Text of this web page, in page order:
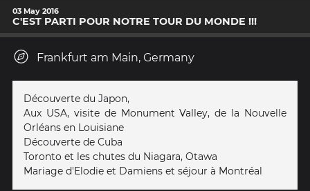
03 May 2016
C'EST PARTI POUR NOTRE TOUR DU MONDE !!!
Frankfurt am Main, Germany
Découverte du Japon,
Aux USA, visite de Monument Valley, de la Nouvelle
Orléans en Louisiane
Découverte de Cuba
Toronto et les chutes du Niagara, Otawa
Mariage d'Elodie et Damiens et séjour à Montréal